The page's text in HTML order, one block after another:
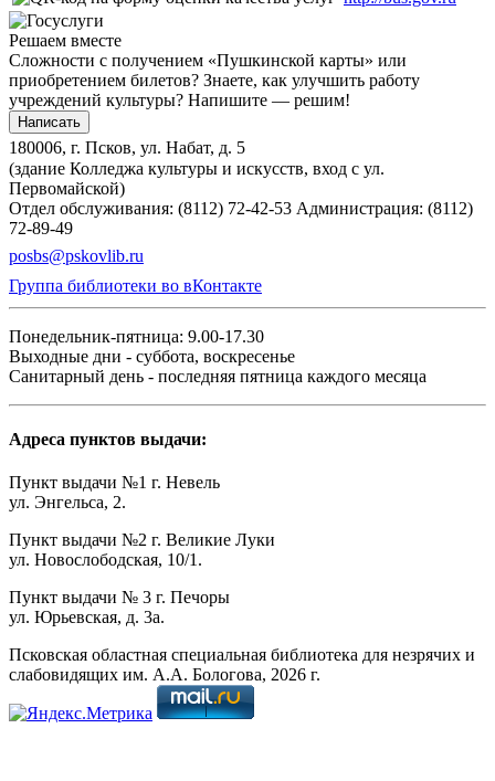
Решаем вместе
Сложности с получением «Пушкинской карты» или
приобретением билетов? Знаете, как улучшить работу
учреждений культуры? Напишите — решим!
Написать
180006, г. Псков, ул. Набат, д. 5
(здание Колледжа культуры и искусств, вход с ул.
Первомайской)
Отдел обслуживания: (8112) 72-42-53 Администрация: (8112)
72-89-49
posbs@pskovlib.ru
Группа библиотеки во вКонтакте
Понедельник-пятница: 9.00-17.30
Выходные дни - суббота, воскресенье
Санитарный день - последняя пятница каждого месяца
Адреса пунктов выдачи:
Пункт выдачи №1 г. Невель
ул. Энгельса, 2.
Пункт выдачи №2 г. Великие Луки
ул. Новослободская, 10/1.
Пункт выдачи № 3 г. Печоры
ул. Юрьевская, д. 3а.
Псковская областная специальная библиотека для незрячих и
слабовидящих им. А.А. Бологова, 2026 г.